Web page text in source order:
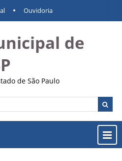
Ouvidoria
de
de São Paulo
ou